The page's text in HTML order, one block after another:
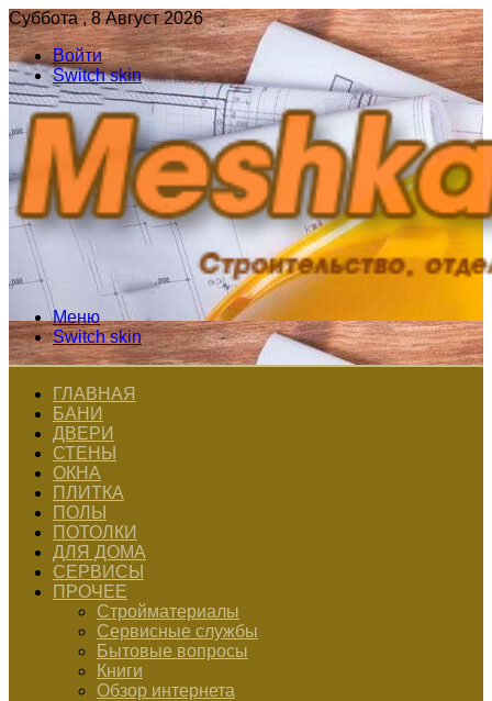
Суббота , 8 Август 2026
Войти
Switch skin
Меню
Switch skin
ГЛАВНАЯ
БАНИ
ДВЕРИ
СТЕНЫ
ОКНА
ПЛИТКА
ПОЛЫ
ПОТОЛКИ
ДЛЯ ДОМА
СЕРВИСЫ
ПРОЧЕЕ
Стройматериалы
Сервисные службы
Бытовые вопросы
Книги
Обзор интернета